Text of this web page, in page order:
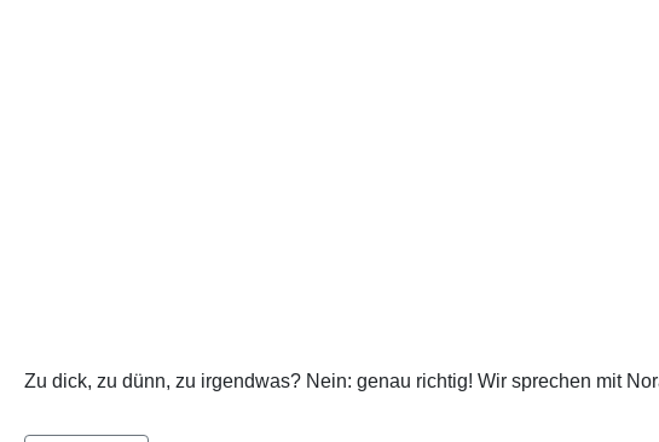
Zu dick, zu dünn, zu irgendwas? Nein: genau richtig! Wir sprechen mit